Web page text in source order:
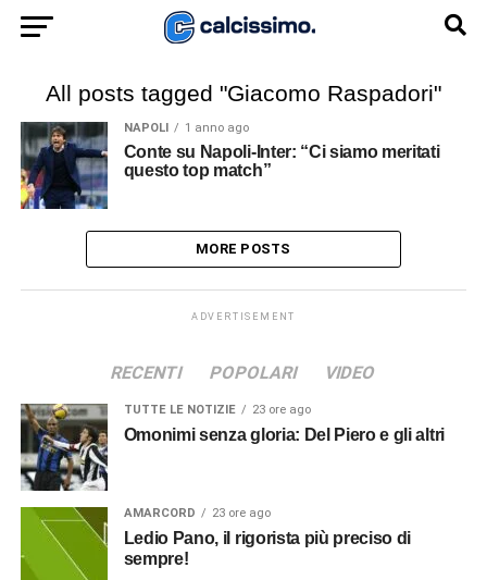
All posts tagged "Giacomo Raspadori"
NAPOLI 1 anno ago
Conte su Napoli-Inter: “Ci siamo meritati
questo top match”
MORE POSTS
ADVERTISEMENT
RECENTI POPOLARI VIDEO
TUTTE LE NOTIZIE 23 ore ago
Omonimi senza gloria: Del Piero e gli altri
AMARCORD 23 ore ago
Ledio Pano, il rigorista più preciso di
sempre!